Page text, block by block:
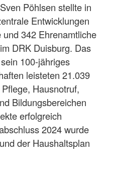
Pöhlsen stellte in
Entwicklungen
342 Ehrenamtliche
DRK Duisburg. Das
100-jähriges
leisteten 21.039
Hausnotruf,
Bildungsbereichen
erfolgreich
2024 wurde
der Haushaltsplan